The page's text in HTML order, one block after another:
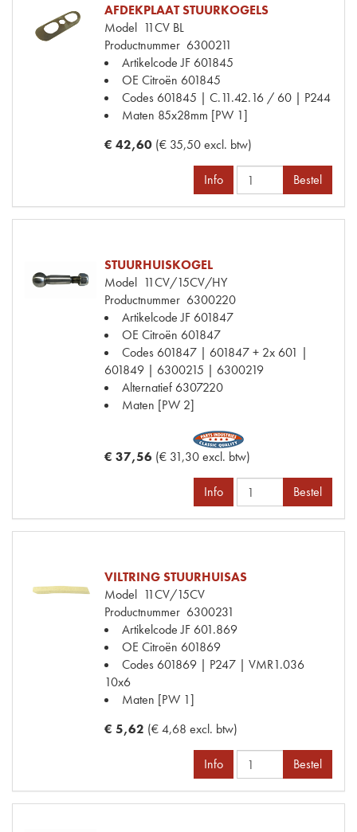
AFDEKPLAAT STUURKOGELS
Model 11CV BL
Productnummer 6300211
Artikelcode JF 601845
OE Citroën 601845
Codes 601845 | C.11.42.16 / 60 | P244
Maten 85x28mm [PW 1]
€ 42,60 (€ 35,50 excl. btw)
Info Bestel
STUURHUISKOGEL
Model 11CV/15CV/HY
Productnummer 6300220
Artikelcode JF 601847
OE Citroën 601847
Codes 601847 | 601847 + 2x 601 |
601849 | 6300215 | 6300219
Alternatief 6307220
Maten [PW 2]
€ 37,56 (€ 31,30 excl. btw)
Info Bestel
VILTRING STUURHUISAS
Model 11CV/15CV
Productnummer 6300231
Artikelcode JF 601.869
OE Citroën 601869
Codes 601869 | P247 | VMR1.036
10x6
Maten [PW 1]
€ 5,62 (€ 4,68 excl. btw)
Info Bestel